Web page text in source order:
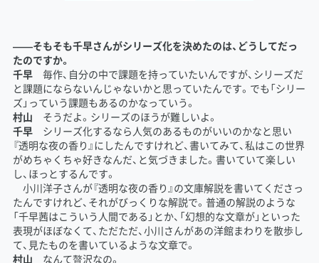
――そもそも千早さんがシリーズ化を決めたのは、どうしてだっ
たのですか。
千早毎作、自分の中で課題を持っていたいんですが、シリーズだ
と課題にならないんじゃないかと思っていたんです。でも「シリー
ズ」っていう課題もあるのかなっていう。
村山 そうだよ。シリーズのほうが難しいよ。
千早シリーズ化するなら人気のあるものがいいのかなと思い
『透明な夜の香り』にしたんですけれど、書いてみて、私はこの世界
がめちゃくちゃ好きなんだ、と気づきました。書いていて楽しい
し、ほっとするんです。
小川洋子さんが『透明な夜の香り』の文庫解説を書いてくださっ
たんですけれど、それがびっくりな解説で。普通の解説のような
「千早茜はこういう人間である」とか、「幻想的な文章が」といった
表現がほぼなくて、ただただ、小川さんがあの洋館まわりを散歩し
て、見たものを書いているような文章で。
村山 なんて贅沢なの。